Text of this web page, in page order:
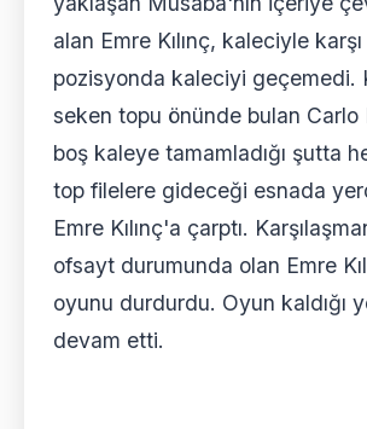
alan Emre Kılınç, kaleciyle karşı
pozisyonda kaleciyi geçemedi.
seken topu önünde bulan Carlo
boş kaleye tamamladığı şutta
top filelere gideceği esnada
Emre Kılınç'a çarptı.
ofsayt durumunda olan Emre
oyunu durdurdu. Oyun kaldığı
devam etti.